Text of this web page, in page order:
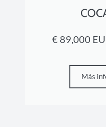
€ 89,000
Más